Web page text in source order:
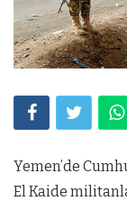
Yemen’de
El Kaide